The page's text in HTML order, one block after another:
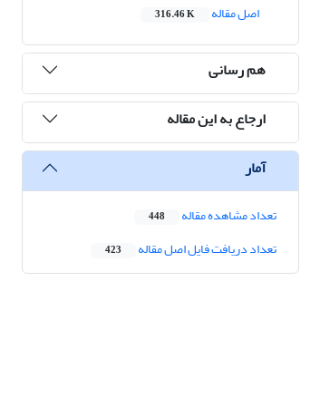
اصل مقاله
316.46 K
هم رسانی
ارجاع به این مقاله
آمار
تعداد مشاهده مقاله 448
تعداد دریافت فایل اصل مقاله 423